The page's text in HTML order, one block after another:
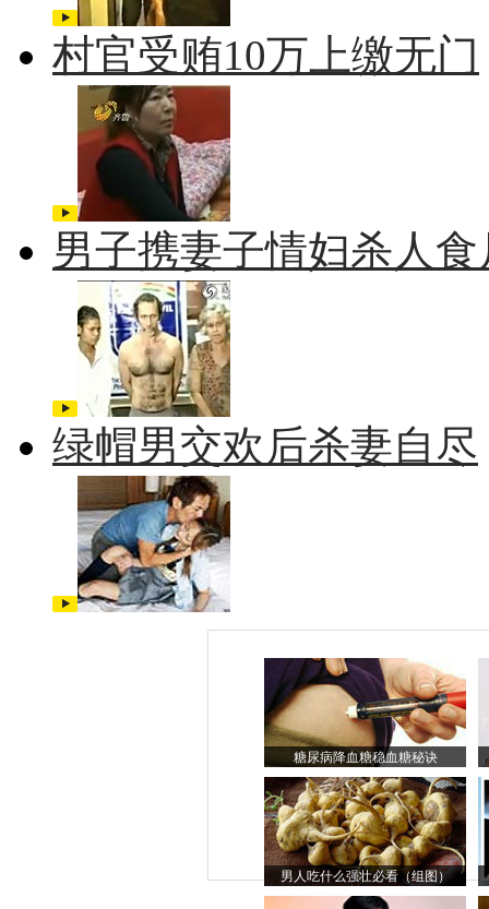
村官受贿10万上缴无门
男子携妻子情妇杀人食
绿帽男交欢后杀妻自尽
糖尿病降血糖稳血糖秘诀
男人吃什么强壮必看（组图）